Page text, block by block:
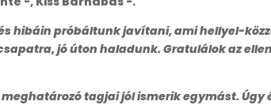
hibáin próbáltunk javítani, ami hellyel-
jó úton haladunk. Gratulálok az
tagjai jól ismerik egymást.